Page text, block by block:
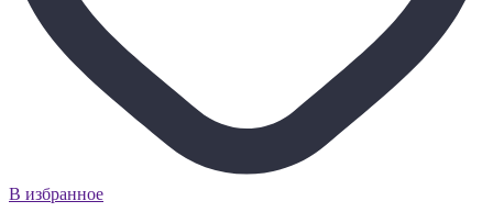
В избранное